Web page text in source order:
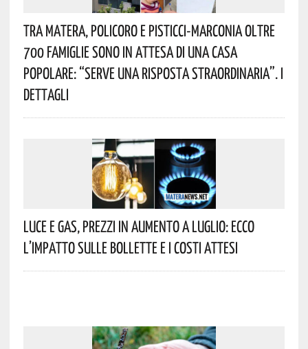
Tra Matera, Policoro E Pisticci-Marconia Oltre
700 Famiglie Sono In Attesa Di Una Casa
Popolare: “serve Una Risposta Straordinaria”. I
Dettagli
Luce E Gas, Prezzi In Aumento A Luglio: Ecco
L’impatto Sulle Bollette E I Costi Attesi